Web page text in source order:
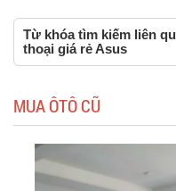
Từ khóa tìm kiếm liên
thoại giá rẻ Asus
MUA ÔTÔ CŨ